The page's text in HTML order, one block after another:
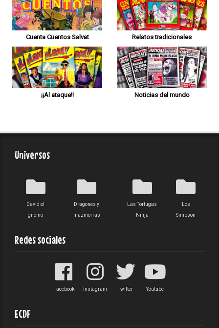
Cuenta Cuentos Salvat Relatos tradicionales
¡¡Al ataque!! Noticias del mundo
Universos
David el
gnomo
Dragones y
mazmorras
Las Tortugas
Ninja
Los
Simpson
Redes sociales
Facebook Instagram Twitter Youtube
ECDF